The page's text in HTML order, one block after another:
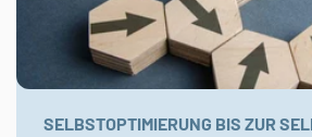
SELBSTOPTIMIERUNG BIS ZUR